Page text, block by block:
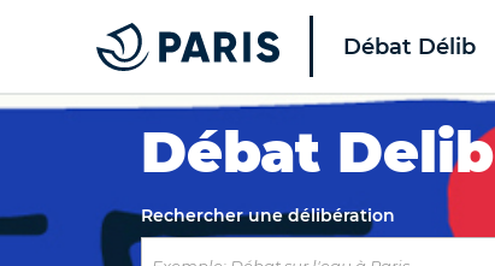
Top of the page
Débat Délib
Débat Delib
Rechercher une délibération